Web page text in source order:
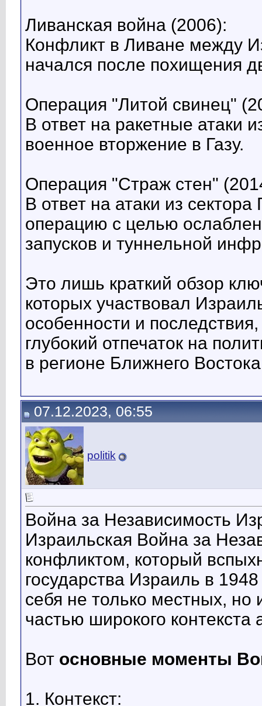
Ливанская война (2006):
Конфликт в Ливане между
начался после похищения
Операция "Литой свинец"
В ответ на ракетные атаки
военное вторжение в Газу.
Операция "Страж стен"
В ответ на атаки из
операцию с целью
запусков и туннельной
Это лишь краткий обзор
которых участвовал
особенности и
глубокий отпечаток на
в регионе Ближнего
07.12.2023, 06:55
politik
Война за Независимость
Израильская Война за
конфликтом, который
государства Израиль в
себя не только местных, но
частью широкого контекста
Вот основные моменты
1. Контекст: